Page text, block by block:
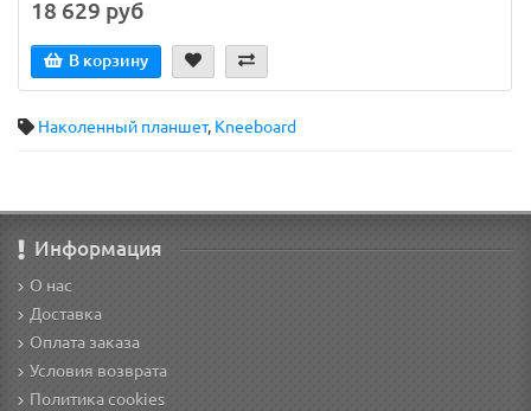
18 629 руб
В корзину
Наколенный планшет, Kneeboard
Информация
О нас
Доставка
Оплата заказа
Условия возврата
Политика cookies